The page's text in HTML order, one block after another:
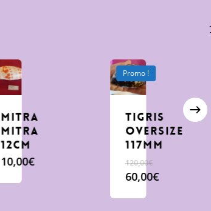
mitra
mitra
12cm
10,00€
Promo !
tigris
oversize
117mm
120,00€
Le
initial
60,00€
prix